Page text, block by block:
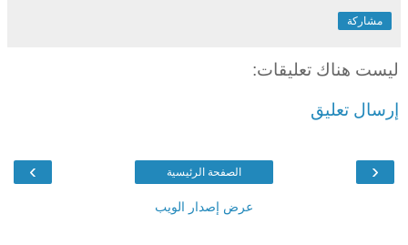
مشاركة
ليست هناك تعليقات:
إرسال تعليق
‹
› الصفحة الرئيسية
عرض إصدار الويب